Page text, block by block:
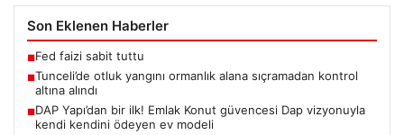
Son Eklenen Haberler
■Fed faizi sabit tuttu
■Tunceli’de otluk yangını ormanlık alana sıçramadan kontrol
altına alındı
■DAP Yapı’dan bir ilk! Emlak Konut güvencesi Dap vizyonuyla
kendi kendini ödeyen ev modeli